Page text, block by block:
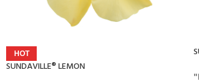
HOT
SUNDAVILLE® LEMON